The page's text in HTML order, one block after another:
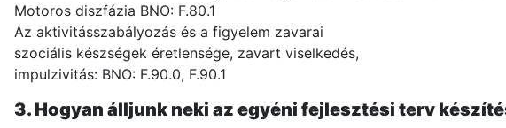
Motoros diszfázia BNO: F.80.1
Az aktivitásszabályozás és a figyelem zavarai
szociális készségek éretlensége, zavart viselkedés,
impulzivitás: BNO: F.90.0, F.90.1
3. Hogyan álljunk neki az egyéni fejlesztési terv